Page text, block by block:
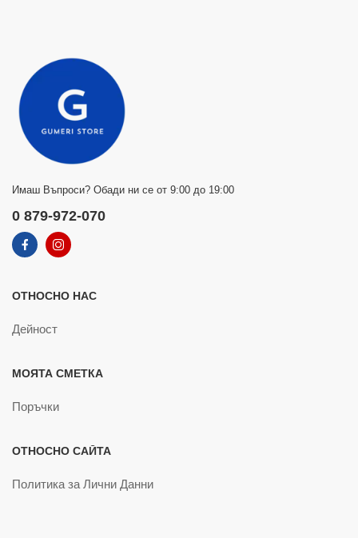
Имаш Въпроси? Обади ни се от 9:00 до 19:00
0 879-972-070
ОТНОСНО НАС
Дейност
МОЯТА СМЕТКА
Поръчки
ОТНОСНО САЙТА
Политика за Лични Данни